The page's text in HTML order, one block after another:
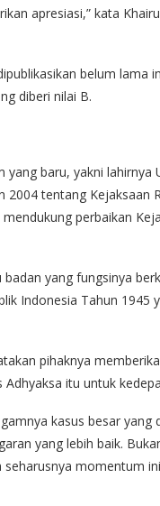
apresiasi,” kata
belum lama
diberi nilai B.
baru, yakni lahirnya
tentang Kejaksaan
perbaikan
yang fungsinya
Indonesia Tahun 1945
pihaknya
itu untuk
kasus besar yang
yang lebih baik.
momentum